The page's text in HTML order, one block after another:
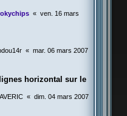
« ven. 16 mars
« mar. 06 mars 2007
horizontal sur le
« dim. 04 mars 2007